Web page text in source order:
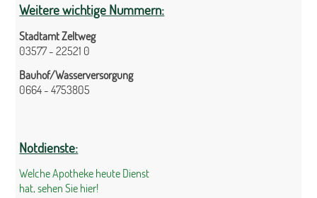
Weitere wichtige Nummern:
Stadtamt Zeltweg
03577 - 22521 0
Bauhof/Wasserversorgung
0664 - 4753805
Notdienste:
Welche Apotheke heute Dienst
hat, sehen Sie hier!